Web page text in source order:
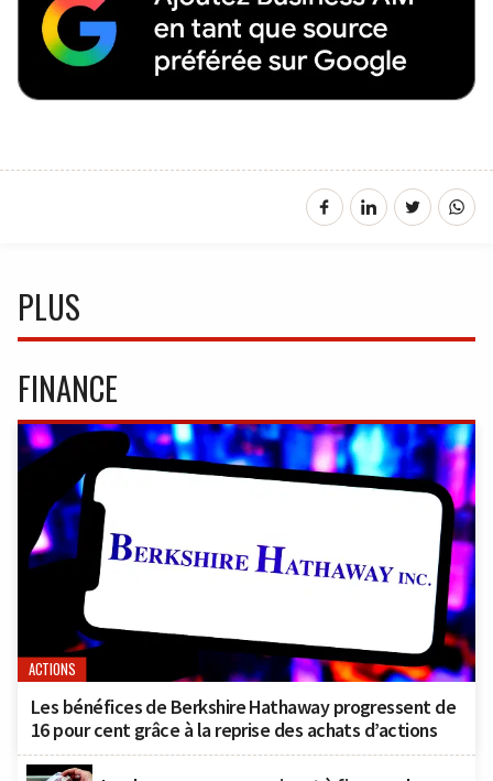
PLUS
FINANCE
ACTIONS
Les bénéfices de Berkshire Hathaway progressent de
16 pour cent grâce à la reprise des achats d’actions